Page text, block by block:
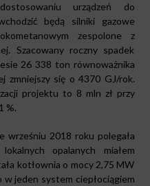
urządzeń do
będą silniki gazowe
zespolone z
Szacowany roczny spadek
26 338 ton równoważnika
zmniejszy się o 4370 GJ/rok.
projektu to 8 mln zł przy
%.
wrześniu 2018 roku polegała
opalanych miałem
kotłownia o mocy 2,75 MW
w jeden system ciepłociągiem